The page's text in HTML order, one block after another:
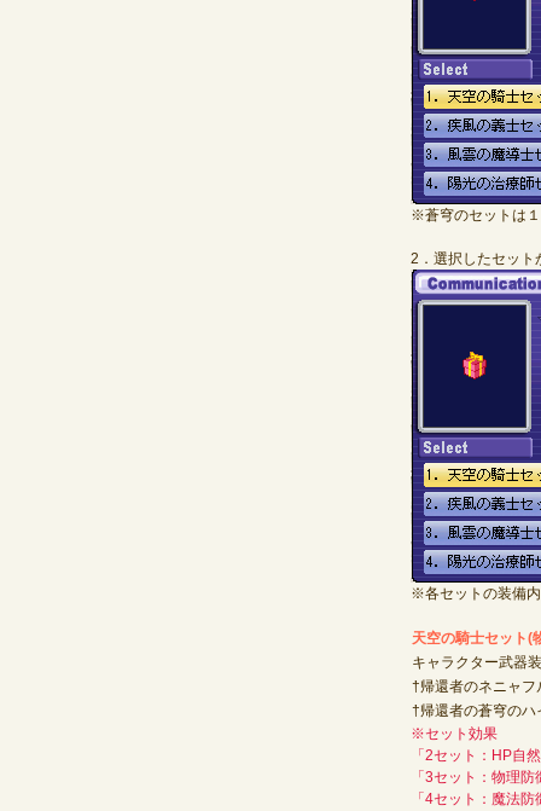
※蒼穹のセットは
2．選択したセット
※各セットの装備
天空の騎士セット(
キャラクター武器
†帰還者のネニャ
†帰還者の蒼穹のハ
※セット効果
「2セット：HP自
「3セット：物理
「4セット：魔法